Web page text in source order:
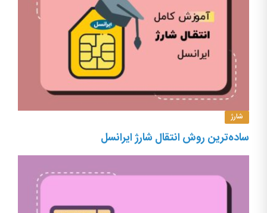
شارژ
ساده‌ترین روش انتقال شارژ ایرانسل